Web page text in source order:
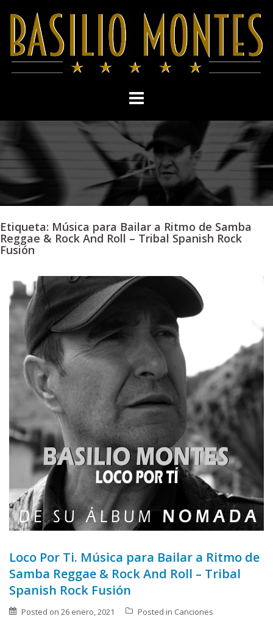
content
Etiqueta: Música para Bailar a Ritmo de Samba
Reggae & Rock And Roll – Tribal Spanish Rock
Fusión
Loco Por Ti. Música para Bailar a Ritmo de
Samba Reggae & Rock And Roll – Tribal
Spanish Rock Fusión
Posted on 26 enero, 2021 Posted in Canciones